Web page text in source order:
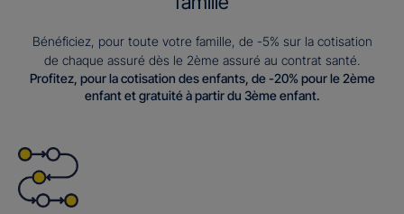
Bénéficiez, pour toute votre famille, de -5% sur la cotisation
de chaque assuré dès le 2ème assuré au contrat santé.
Profitez, pour la cotisation des enfants, de -20% pour le 2ème
enfant et gratuité à partir du 3ème enfant.